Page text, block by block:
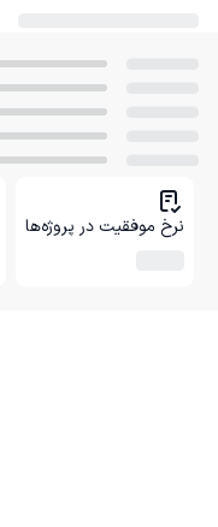
نرخ موفقیت در پروژه‌ها